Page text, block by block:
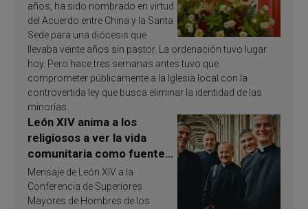
años, ha sido nombrado en virtud
del Acuerdo entre China y la Santa
Sede para una diócesis que
llevaba veinte años sin pastor. La ordenación tuvo lugar
hoy. Pero hace tres semanas antes tuvo que
comprometer públicamente a la Iglesia local con la
controvertida ley que busca eliminar la identidad de las
minorías.
León XIV anima a los
religiosos a ver la vida
comunitaria como fuente
de inspiración y
santificación
Mensaje de León XIV a la
Conferencia de Superiores
Mayores de Hombres de los